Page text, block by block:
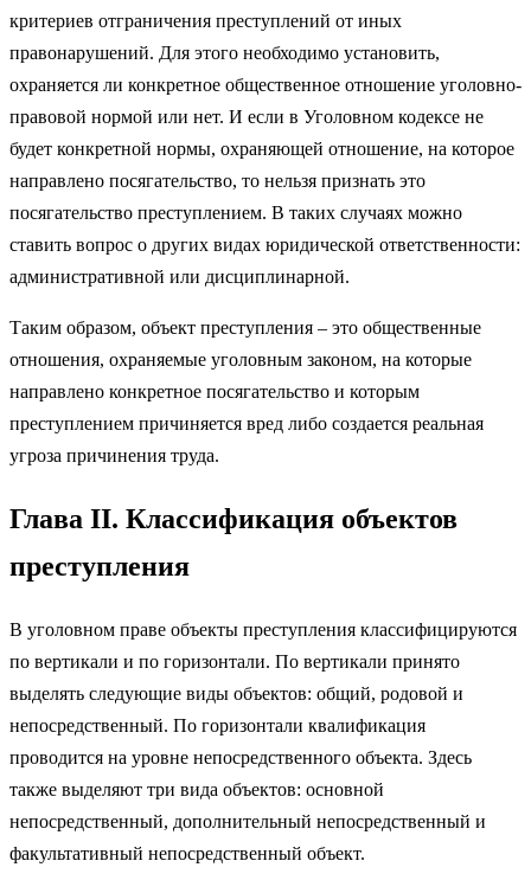
критериев отграничения преступлений от иных
правонарушений. Для этого необходимо установить,
охраняется ли конкретное общественное отношение уголовно-
правовой нормой или нет. И если в Уголовном кодексе не
будет конкретной нормы, охраняющей отношение, на которое
направлено посягательство, то нельзя признать это
посягательство преступлением. В таких случаях можно
ставить вопрос о других видах юридической ответственности:
административной или дисциплинарной.
Таким образом, объект преступления – это общественные
отношения, охраняемые уголовным законом, на которые
направлено конкретное посягательство и которым
преступлением причиняется вред либо создается реальная
угроза причинения труда.
Глава II. Классификация объектов
преступления
В уголовном праве объекты преступления классифицируются
по вертикали и по горизонтали. По вертикали принято
выделять следующие виды объектов: общий, родовой и
непосредственный. По горизонтали квалификация
проводится на уровне непосредственного объекта. Здесь
также выделяют три вида объектов: основной
непосредственный, дополнительный непосредственный и
факультативный непосредственный объект.